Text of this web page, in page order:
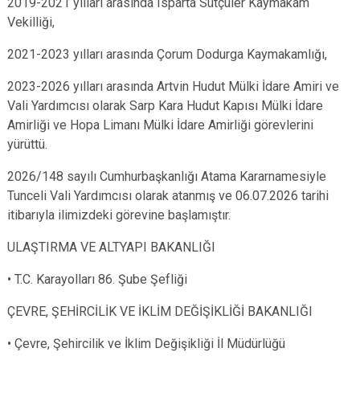
Vekilliği,
2021-2023 yılları arasında Çorum Dodurga Kaymakamlığı,
2023-2026 yılları arasında Artvin Hudut Mülki İdare Amiri ve
Vali Yardımcısı olarak Sarp Kara Hudut Kapısı Mülki İdare
Amirliği ve Hopa Limanı Mülki İdare Amirliği görevlerini
yürüttü.
2026/148 sayılı Cumhurbaşkanlığı Atama Kararnamesiyle
Tunceli Vali Yardımcısı olarak atanmış ve 06.07.2026 tarihi
itibarıyla ilimizdeki görevine başlamıştır.
ULAŞTIRMA VE ALTYAPI BAKANLIĞI
• T.C. Karayolları 86. Şube Şefliği
ÇEVRE, ŞEHİRCİLİK VE İKLİM DEĞİŞİKLİĞİ BAKANLIĞI
• Çevre, Şehircilik ve İklim Değişikliği İl Müdürlüğü